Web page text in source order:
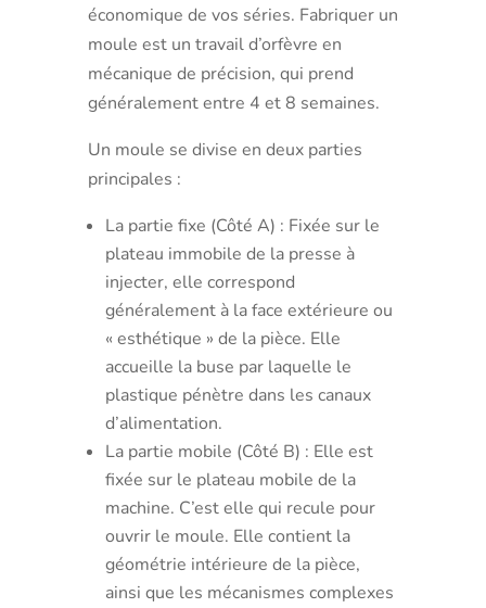
économique de vos séries. Fabriquer un
moule est un travail d’orfèvre en
mécanique de précision, qui prend
généralement entre 4 et 8 semaines.
Un moule se divise en deux parties
principales :
La partie fixe (Côté A) : Fixée sur le
plateau immobile de la presse à
injecter, elle correspond
généralement à la face extérieure ou
« esthétique » de la pièce. Elle
accueille la buse par laquelle le
plastique pénètre dans les canaux
d’alimentation.
La partie mobile (Côté B) : Elle est
fixée sur le plateau mobile de la
machine. C’est elle qui recule pour
ouvrir le moule. Elle contient la
géométrie intérieure de la pièce,
ainsi que les mécanismes complexes